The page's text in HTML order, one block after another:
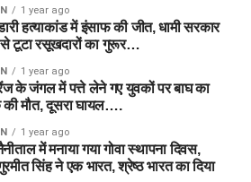
1 year ago
हत्याकांड में इंसाफ की जीत, धामी सरकार
टूटा रसूखदारों का गुरूर…
1 year ago
के जंगल में पत्ते लेने गए युवकों पर बाघ का
की मौत, दूसरा घायल….
1 year ago
में मनाया गया गोवा स्थापना दिवस,
सिंह ने एक भारत, श्रेष्ठ भारत का दिया